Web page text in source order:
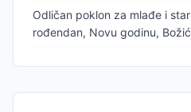
Odličan poklon za mlađe i
rođendan, Novu godinu,